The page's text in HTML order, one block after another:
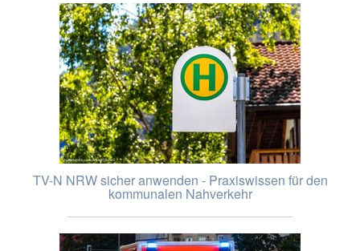
TV-N NRW sicher anwenden - Praxiswissen für den
kommunalen Nahverkehr